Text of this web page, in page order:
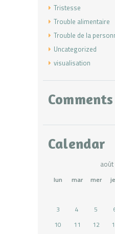
Tristesse
Trouble alimentaire
Trouble de la
Uncategorized
visualisation
Comments
Calendar
août
lun mar mer
3
4 5
10
11 12